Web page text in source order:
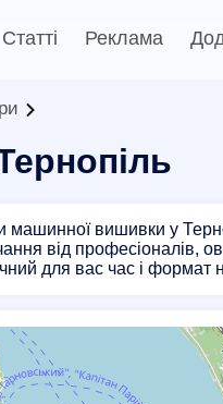
Статті Реклама
машинної вишивки у
від професіоналів,
для вас час і формат